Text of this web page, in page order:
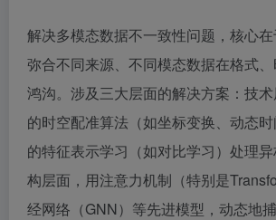
解决多模态数据不一致性问题，核心
弥合不同来源、不同模态数据在格式
鸿沟。涉及三大层面的解决方案：技
的时空配准算法（如坐标变换、动态
的特征表示学习（如对比学习）处理
构层面，用注意力机制（特别是
经网络（GNN）等先进模型，动态地